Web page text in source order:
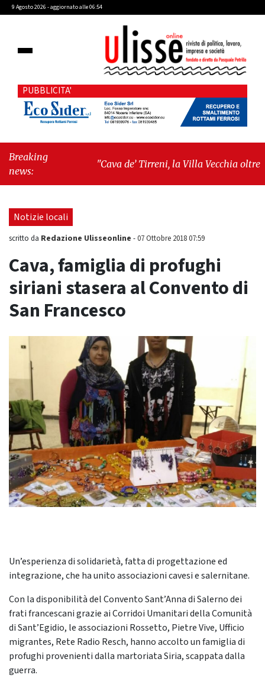
9 Agosto 2026 - aggiornato alle 06:54
PUBBLICITA'
Breaking
news:
"Cava de’ Tirreni, la Villa Vecchia oltre i
seduta consiliare: “Serve chiarezza!”"
Notizie locali
scritto da Redazione Ulisseonline -07 Ottobre 2018 07:59
Cava, famiglia di profughi
siriani stasera al Convento di
San Francesco
Un’esperienza di solidarietà, fatta di progettazione ed
integrazione, che ha unito associazioni cavesi e salernitane.
Con la disponibilità del Convento Sant’Anna di Salerno dei
frati francescani grazie ai Corridoi Umanitari della Comunità
di Sant’Egidio, le associazioni Rossetto, Pietre Vive, Ufficio
migrantes, Rete Radio Resch, hanno accolto un famiglia di
profughi provenienti dalla martoriata Siria, scappata dalla
guerra.